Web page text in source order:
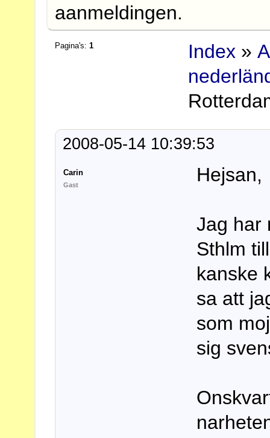
aanmeldingen.
Pagina's:1 Index »
2008-05-14 10:39:53
Carin
Gast Hejsan,
Jag har
Sthlm
kanske
sa att
som
sig